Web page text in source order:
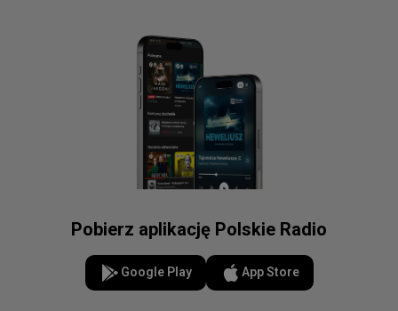
Pobierz aplikację Polskie Radio
Google Play App Store